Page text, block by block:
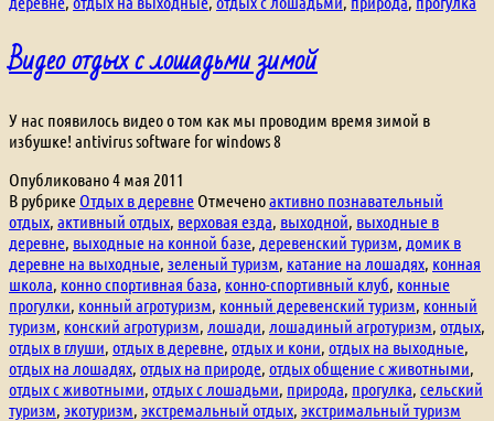
Видео отдых с лошадьми зимой
У нас появилось видео о том как мы проводим время зимой в
избушке! antivirus software for windows 8
Опубликовано4 мая 2011
В рубрике Отдых в деревне Отмеченоактивно познавательный
отдых активный отдых верховая езда выходной выходные в
деревне выходные на конной базе деревенский туризм домик в
деревне на выходные зеленый туризм катание на лошадях конная
школа конно спортивная база конно-спортивный клуб конные
прогулки конный агротуризм конный деревенский туризм конный
туризм конский агротуризм лошади лошадиный агротуризм отдых
отдых в глуши отдых в деревне отдых и кони отдых на выходные
отдых на лошадях отдых на природе отдых общение с животными
отдых с животными отдых с лошадьми природа прогулка сельский
туризм экотуризм экстремальный отдых экстримальный туризм